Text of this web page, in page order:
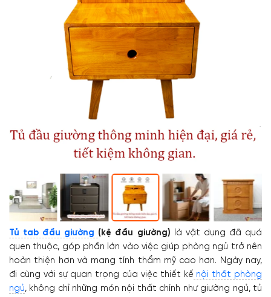
Tủ tab đầu giường (kệ đầu giường) là vật dụng đã quá
quen thuộc, góp phần lớn vào việc giúp phòng ngủ trở nên
hoàn thiện hơn và mang tính thẩm mỹ cao hơn. Ngày nay,
đi cùng với sự quan trọng của việc thiết kế nội thất phòng
ngủ, không chỉ những món nội thất chính như giường ngủ, tủ